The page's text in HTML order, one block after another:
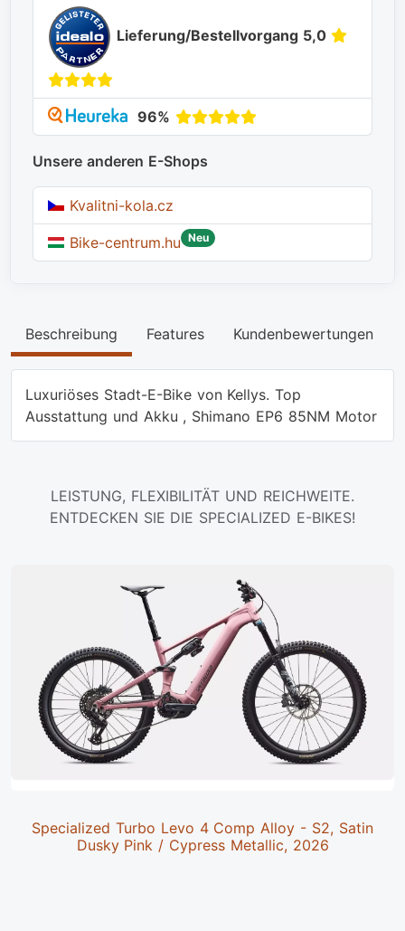
Lieferung/Bestellvorgang 5,0
96%
Unsere anderen E-Shops
Kvalitni-kola.cz
Bike-centrum.hu Neu
Beschreibung Features Kundenbewertungen
Luxuriöses Stadt-E-Bike von Kellys. Top
Ausstattung und Akku , Shimano EP6 85NM Motor
LEISTUNG, FLEXIBILITÄT UND REICHWEITE.
ENTDECKEN SIE DIE SPECIALIZED E-BIKES!
Specialized Turbo Levo 4 Comp Alloy - S2, Satin
Dusky Pink / Cypress Metallic, 2026